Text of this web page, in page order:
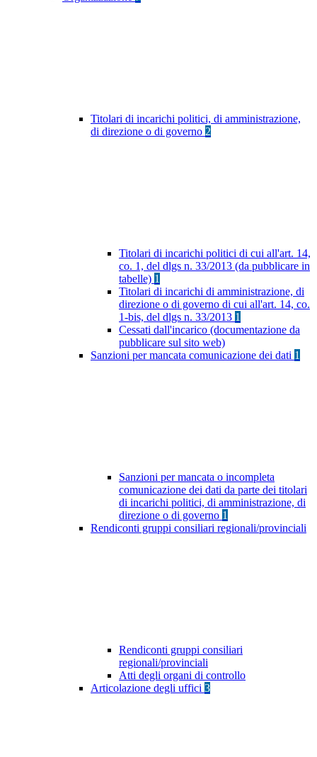
Titolari di incarichi politici, di amministrazione,
di direzione o di governo 2
Titolari di incarichi politici di cui all'art. 14,
co. 1, del dlgs n. 33/2013 (da pubblicare in
tabelle) 1
Titolari di incarichi di amministrazione, di
direzione o di governo di cui all'art. 14, co.
1-bis, del dlgs n. 33/2013 1
Cessati dall'incarico (documentazione da
pubblicare sul sito web)
Sanzioni per mancata comunicazione dei dati 1
Sanzioni per mancata o incompleta
comunicazione dei dati da parte dei titolari
di incarichi politici, di amministrazione, di
direzione o di governo 1
Rendiconti gruppi consiliari regionali/provinciali
Rendiconti gruppi consiliari
regionali/provinciali
Atti degli organi di controllo
Articolazione degli uffici 3